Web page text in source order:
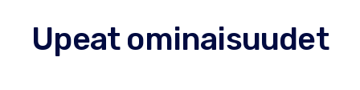
Upeat ominaisuudet